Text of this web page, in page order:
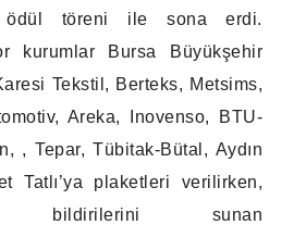
ödül töreni ile sona erdi.
kurumlar Bursa Büyükşehir
Tekstil, Berteks, Metsims,
Areka, Inovenso, BTU-
, Tepar, Tübitak-Bütal, Aydın
Tatlı’ya plaketleri verilirken,
bildirilerini sunan